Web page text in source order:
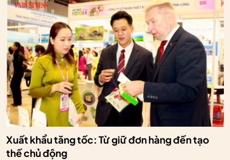
Xuất khẩu tăng tốc: Từ giữ đơn hàng đến tạo
thế chủ động